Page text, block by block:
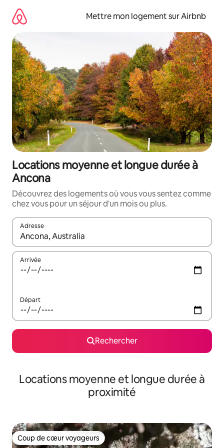
directement
contenu
Mettre mon logement sur Airbnb
Locations moyenne et longue durée à
Ancona
Découvrez des logements où vous vous sentez comme
chez vous pour un séjour d'un mois ou plus.
Adresse
Lorsque les résultats s'affichent, utilisez les flèches vers le
Arrivée
Départ
Rechercher
Locations moyenne et longue durée à
proximité
Coup de cœur voyageurs
Coup de cœur voyageurs